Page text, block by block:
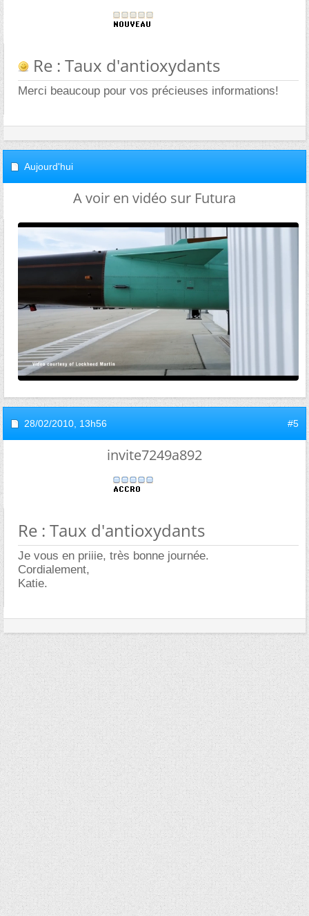
Re : Taux d'antioxydants
Merci beaucoup pour vos précieuses informations!
Aujourd'hui
A voir en vidéo sur Futura
28/02/2010, 13h56 #5
invite7249a892
Re : Taux d'antioxydants
Je vous en priiie, très bonne journée.
Cordialement,
Katie.